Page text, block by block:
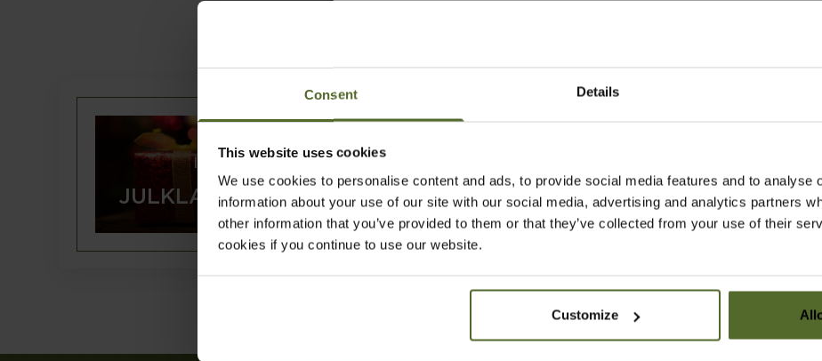
Consent Details
This website uses cookies
We use cookies to personalise content and ads, to provide social media features and to analyse
information about your use of our site with our social media, advertising and analytics partners
other information that you’ve provided to them or that they’ve collected from your use of their
cookies if you continue to use our website.
Customize
JULKLAPPSJAKTEN
Precis som det låter är detta en
fartfylld julklappsjakt där man
lagvis skall försöka att lösa så
många julrelaterade uppgifter
LÄS MER